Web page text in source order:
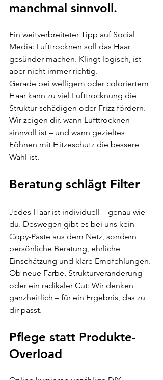
manchmal sinnvoll.
Ein weitverbreiteter Tipp auf Social
Media: Lufttrocknen soll das Haar
gesünder machen. Klingt logisch, ist
aber nicht immer richtig.
Gerade bei welligem oder coloriertem
Haar kann zu viel Lufttrocknung die
Struktur schädigen oder Frizz fördern.
Wir zeigen dir, wann Lufttrocknen
sinnvoll ist – und wann gezieltes
Föhnen mit Hitzeschutz die bessere
Wahl ist.
Beratung schlägt Filter
Jedes Haar ist individuell – genau wie
du. Deswegen gibt es bei uns kein
Copy-Paste aus dem Netz, sondern
persönliche Beratung, ehrliche
Einschätzung und klare Empfehlungen.
Ob neue Farbe, Strukturveränderung
oder ein radikaler Cut: Wir denken
ganzheitlich – für ein Ergebnis, das zu
dir passt.
Pflege statt Produkte-
Overload